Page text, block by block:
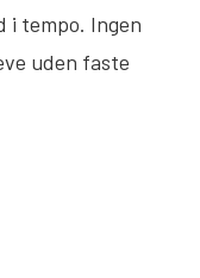
i tempo. Ingen
uden faste